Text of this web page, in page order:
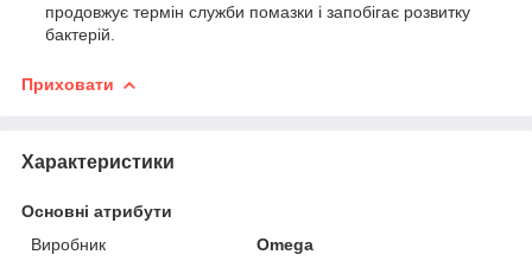
продовжує термін служби помазки і запобігає розвитку
бактерій.
Приховати
Характеристики
Основні атрибути
Виробник
Omega